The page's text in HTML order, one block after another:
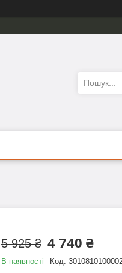
5 925 ₴ 4 740 ₴
В наявності Код: